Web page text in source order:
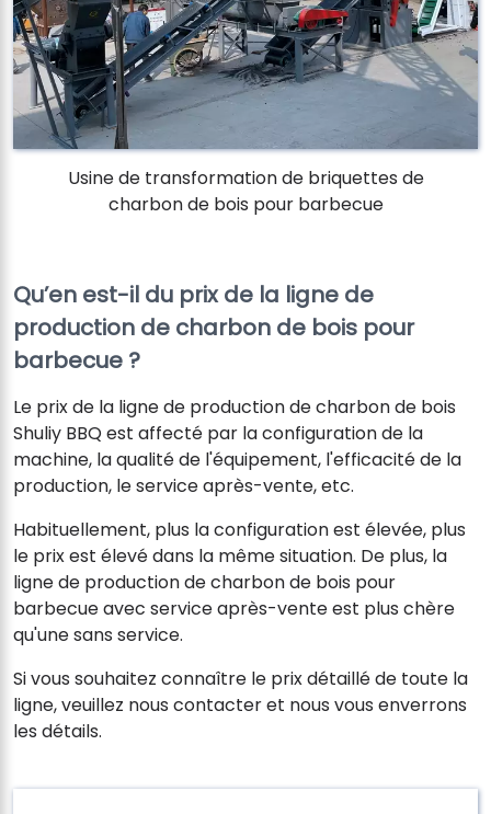
Usine de transformation de briquettes de
charbon de bois pour barbecue
Qu’en est-il du prix de la ligne de
production de charbon de bois pour
barbecue ?
Le prix de la ligne de production de charbon de bois
Shuliy BBQ est affecté par la configuration de la
machine, la qualité de l'équipement, l'efficacité de la
production, le service après-vente, etc.
Habituellement, plus la configuration est élevée, plus
le prix est élevé dans la même situation. De plus, la
ligne de production de charbon de bois pour
barbecue avec service après-vente est plus chère
qu'une sans service.
Si vous souhaitez connaître le prix détaillé de toute la
ligne, veuillez nous contacter et nous vous enverrons
les détails.